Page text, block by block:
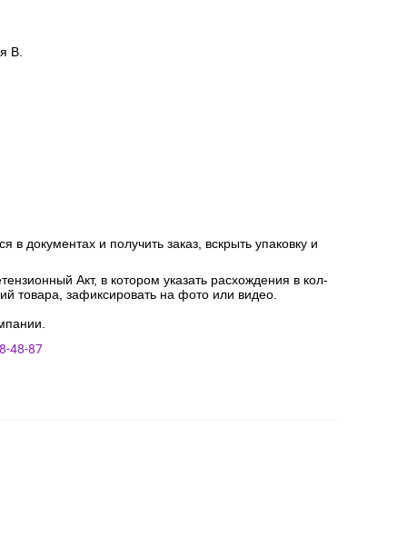
В.
в документах и получить заказ, вскрыть упаковку и
Акт, в котором указать расхождения в кол-
товара, зафиксировать на фото или видео.
48-87